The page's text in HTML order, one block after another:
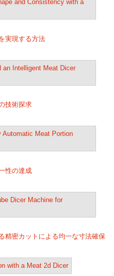
実現する方法
技術探求
性の達成
精密カットによる均一な寸法確保